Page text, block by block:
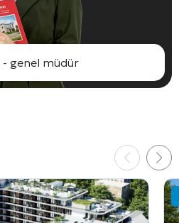
- genel müdür